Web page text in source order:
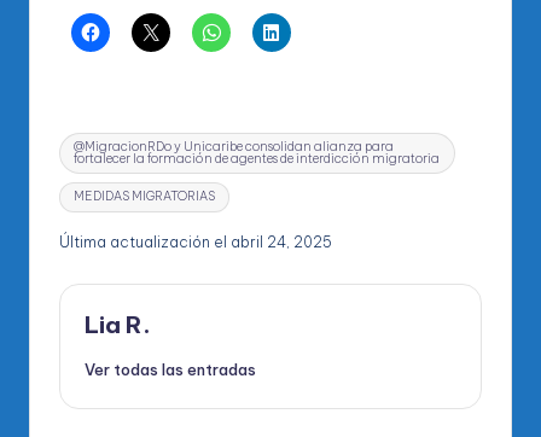
Etiquetas:
@MigracionRDo y Unicaribe consolidan alianza para
fortalecer la formación de agentes de interdicción migratoria
MEDIDAS MIGRATORIAS
Última actualización el abril 24, 2025
Lia R.
Ver todas las entradas